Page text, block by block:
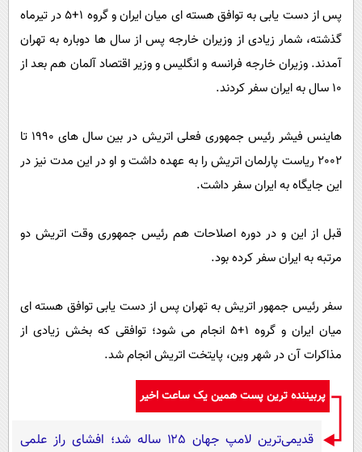
پس از دست یابی به توافق هسته ای میان ایران و گروه 1+5 در تیرماه
گذشته، شمار زیادی از وزیران خارجه پس از سال ها دوباره به تهران
آمدند. وزیران خارجه فرانسه و انگلیس و وزیر اقتصاد آلمان هم بعد از
10 سال به ایران سفر کردند.
هاینس فیشر رئیس جمهوری فعلی اتریش در بین سال های 1990 تا
2002 ریاست پارلمان اتریش را به عهده داشت و او در این مدت نیز در
این جایگاه به ایران سفر داشت.
قبل از این و در دوره اصلاحات هم رئیس جمهوری وقت اتریش دو
مرتبه به ایران سفر کرده بود.
سفر رئیس جمهور اتریش به تهران پس از دست یابی توافق هسته ای
میان ایران و گروه 1+5 انجام می شود؛ توافقی که بخش زیادی از
مذاکرات آن در شهر وین، پایتخت اتریش انجام شد.
پربیننده ترین پست همین یک ساعت اخیر
قدیمی‌ترین لامپ جهان ۱۲۵ ساله شد؛ افشای راز علمی